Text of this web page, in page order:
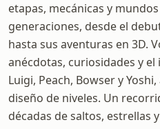
etapas, mecánicas y
generaciones, desde el
hasta sus aventuras en 3D.
anécdotas, curiosidades y
Luigi, Peach, Bowser y
diseño de niveles. Un
décadas de saltos, estrellas